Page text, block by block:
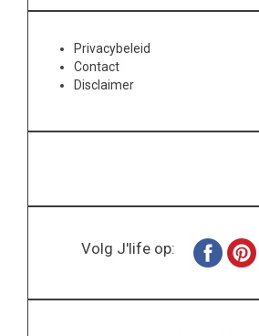
Privacybeleid
Contact
Disclaimer
Volg J'life op: